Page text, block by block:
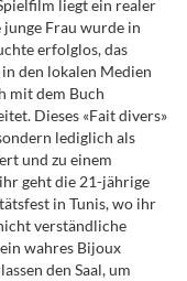
liegt ein realer
Frau wurde in
erfolglos, das
den lokalen Medien
mit dem Buch
Dieses «Fait divers»
lediglich als
und zu einem
geht die 21-jährige
in Tunis, wo ihr
verständliche
wahres Bijoux
den Saal, um